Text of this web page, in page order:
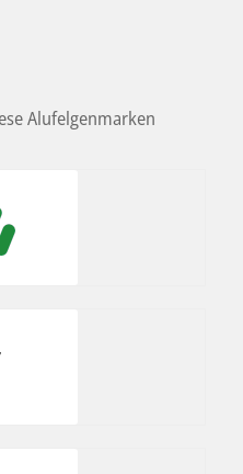
Alufelgenmarken